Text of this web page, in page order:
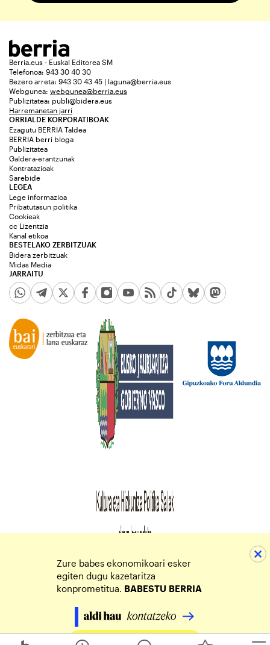
Berria.eus - Euskal Editorea SM
Telefonoa: 943 30 40 30
Bezero arreta: 943 30 43 45 | laguna@berria.eus
Webgunea: webgunea@berria.eus
Publizitatea: publi@bidera.eus
Harremanetan jarri
ORRIALDE KORPORATIBOAK
Ezagutu BERRIA Taldea
BERRIA berri bloga
Publizitatea
Galdera-erantzunak
Kontratazioak
Sarebide
JARRAITU
LEGEA
Lege informazioa
Pribatutasun politika
Cookieak
cc Lizentzia
Kanal etikoa
BESTELAKO ZERBITZUAK
Bidera zerbitzuak
Midas Media
Zure babes ekonomikoari esker
egiten dugu kazetaritza
konprometitua. BABESTU BERRIA